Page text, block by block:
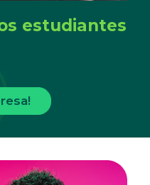
estudiantes